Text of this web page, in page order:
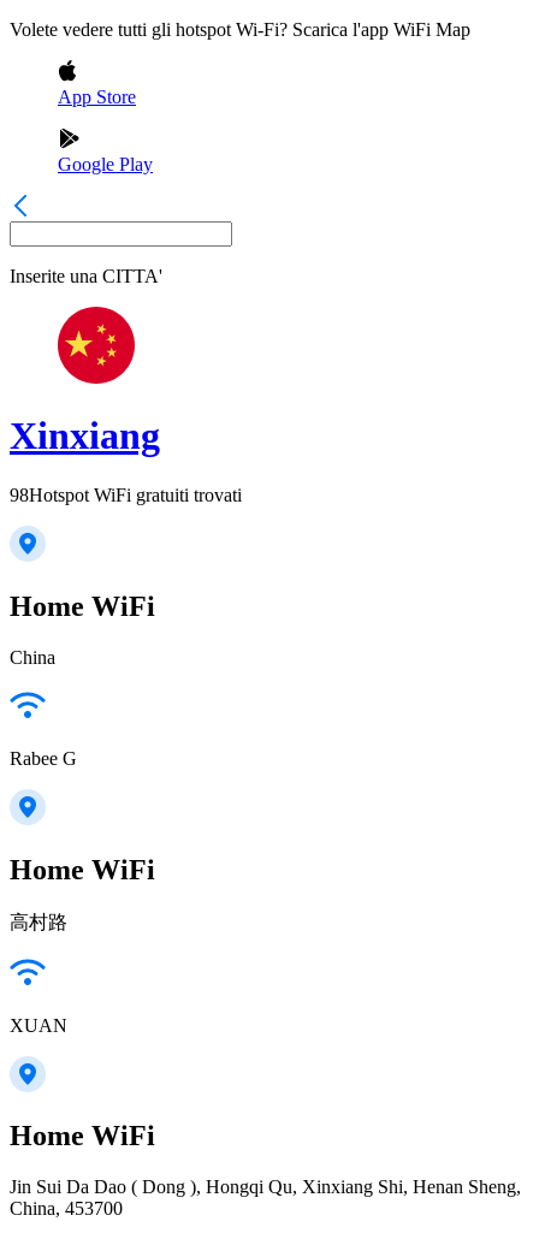
Volete vedere tutti gli hotspot Wi-Fi? Scarica l'app WiFi Map
App Store
Google Play
Inserite una CITTA'
Xinxiang
98Hotspot WiFi gratuiti trovati
Home WiFi
China
Rabee G
Home WiFi
高村路
XUAN
Home WiFi
Jin Sui Da Dao ( Dong ), Hongqi Qu, Xinxiang Shi, Henan Sheng,
China, 453700